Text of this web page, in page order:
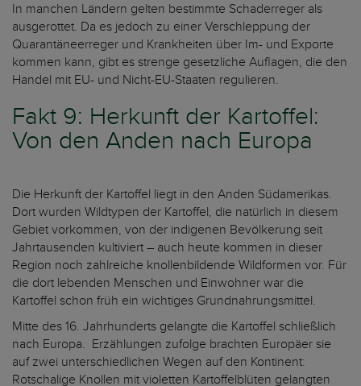
In manchen Ländern gelten bestimmte Schaderreger als
ausgerottet. Da es jedoch zu einer Verschleppung der
Quarantäneerreger und Krankheiten über Im- und Exporte
kommen kann, gibt es strenge gesetzliche Auflagen, die den
Handel mit EU- und Nicht-EU-Staaten regulieren.
Fakt 9: Herkunft der Kartoffel:
Von den Anden nach Europa
Die Herkunft der Kartoffel liegt in den Anden Südamerikas.
Dort wurden Wildtypen der Kartoffel, die natürlich in diesem
Gebiet vorkommen, von der indigenen Bevölkerung seit
Jahrtausenden kultiviert – auch heute kommen in dieser
Region noch zahlreiche knollenbildende Wildformen vor. Für
die dort lebenden Menschen und Einwohner war die
Kartoffel schon früh ein wichtiges Grundnahrungsmittel.
Mitte des 16. Jahrhunderts gelangte die Kartoffel schließlich
nach Europa. Erzählungen zufolge brachten Europäer sie
auf zwei unterschiedlichen Wegen auf den Kontinent:
Rotschalige Knollen mit violetten Kartoffelblüten gelangten